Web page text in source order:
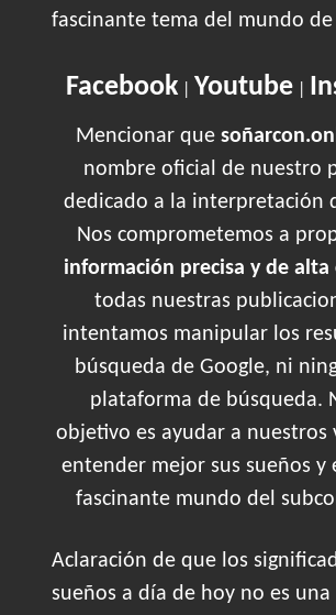
fascinante tema del mundo de
Facebook| Youtube|
Mencionar que
nombre oficial de nuestro
dedicado a la interpretación
Nos comprometemos a
información precisa y de alta
todas nuestras
intentamos manipular los
búsqueda de Google, ni
plataforma de búsqueda.
objetivo es ayudar a nuestros
entender mejor sus sueños y
fascinante mundo del
Aclaración de que los
sueños a día de hoy no es una